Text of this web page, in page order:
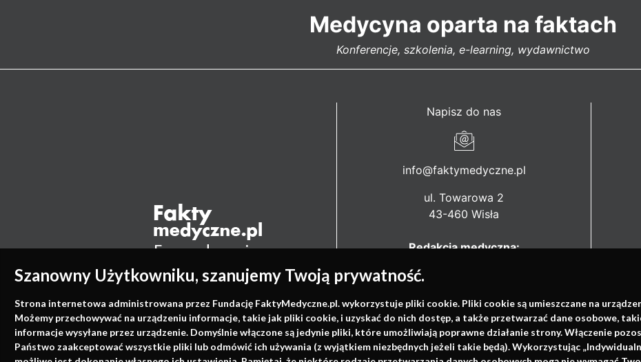
Szanowny Użytkowniku, szanujemy Twoją prywatność.
Strona internetowa administrowana przez Fundację FaktyMedyczne.pl. wykorzystuje pliki cookie. Pliki cookie są umieszczane na
Możemy przechowywać na urządzeniu informacje, takie jak pliki cookie, i uzyskać do nich dostęp, a także przetwarzać dane osobowe,
informacje wysyłane przez urządzenie. Domyślnie włączone są jedynie pliki, które umożliwiają poprawne działanie strony. Włączenie
Państwo zaakceptować wszystkie pliki lub odmówić ich używania (z wyjątkiem niezbędnych jeżeli takie będą). Wykorzystując
Medycyna oparta na faktach
Konferencje, szkolenia, e-learning, wydawnictwo
Napisz do nas
info@faktymedyczne.pl
ul. Towarowa 2
43-460 Wisła
Redakcja medyczna:
Biuro Zarządu Fundacji:
ul. Rodawska 26
61-312 Poznań